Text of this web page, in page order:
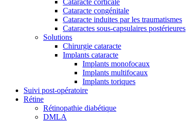
Cataracte corticale
Cataracte congénitale
Cataracte induites par les traumatismes
Cataractes sous-capsulaires postérieures
Solutions
Chirurgie cataracte
Implants cataracte
Implants monofocaux
Implants multifocaux
Implants toriques
Suivi post-opératoire
Rétine
Rétinopathie diabétique
DMLA